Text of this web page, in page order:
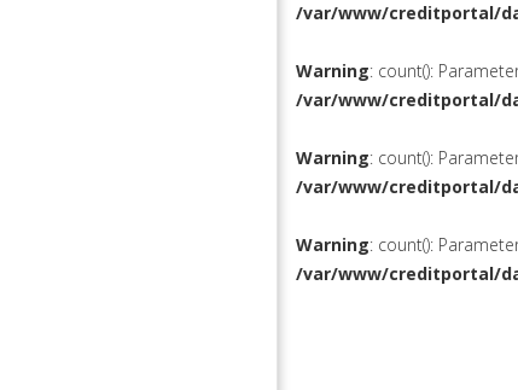
/var/www/creditportal/
Warning: count():
/var/www/creditportal/
Warning: count():
/var/www/creditportal/
Warning: count():
/var/www/creditportal/